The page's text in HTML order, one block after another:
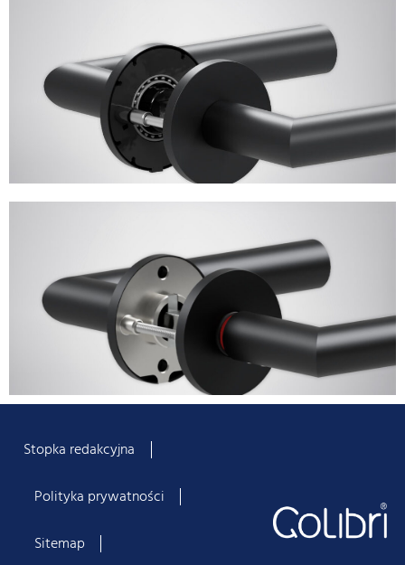
Stopka redakcyjna
Polityka prywatności
Sitemap